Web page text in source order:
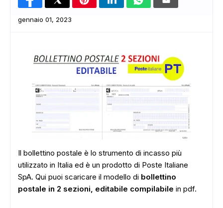
gennaio 01, 2023
Il bollettino postale è lo strumento di incasso più
utilizzato in Italia ed è un prodotto di Poste Italiane
SpA. Qui puoi scaricare il modello di bollettino
postale in 2 sezioni, editabile compilabile in pdf.